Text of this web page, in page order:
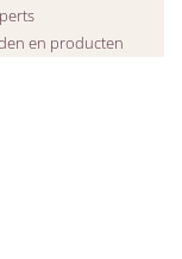
en producten